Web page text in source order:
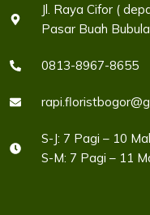
Jl. Raya Cifor (
Pasar Buah
0813-8967-8655
S-J: 7 Pagi – 10
S-M: 7 Pagi – 11